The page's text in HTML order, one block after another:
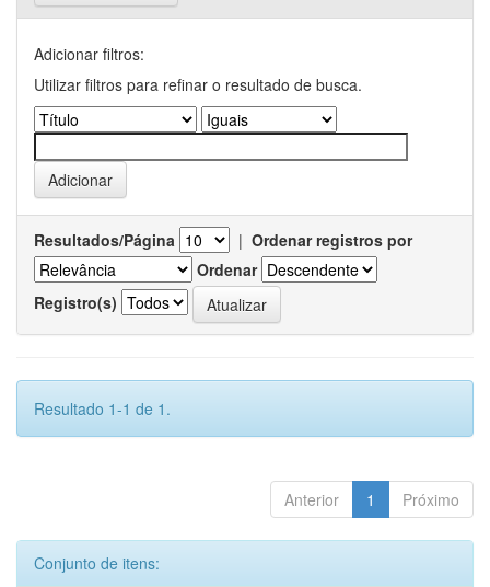
Adicionar filtros:
Utilizar filtros para refinar o resultado de busca.
Resultados/Página | Ordenar registros por
Ordenar
Registro(s)
Resultado 1-1 de 1.
Anterior 1 Próximo
Conjunto de itens: